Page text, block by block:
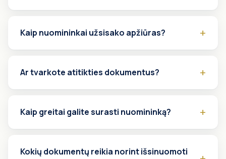
Kaip nuomininkai užsisako apžiūras?
Ar tvarkote atitikties dokumentus?
Kaip greitai galite surasti nuomininką?
Kokių dokumentų reikia norint išsinuomoti